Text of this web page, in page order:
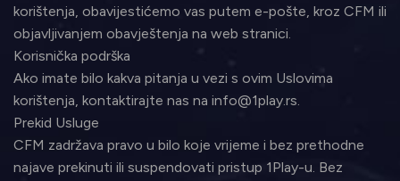
korištenja, obavijestićemo vas putem e-pošte, kroz CFM ili
objavljivanjem obavještenja na web stranici.
Korisnička podrška
Ako imate bilo kakva pitanja u vezi s ovim Uslovima
korištenja, kontaktirajte nas na info@1play.rs.
Prekid Usluge
CFM zadržava pravo u bilo koje vrijeme i bez prethodne
najave prekinuti ili suspendovati pristup 1Play-u. Bez